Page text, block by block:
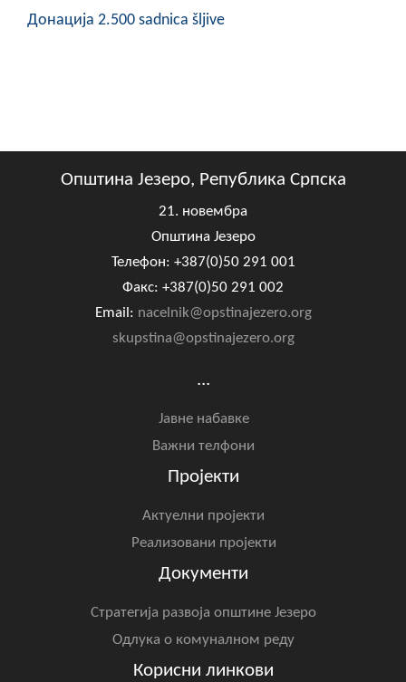
КОНТАКТ
Донација 2.500 sadnica šljive
Општина Језеро, Република Српска
21. новембра
Општина Језеро
Телефон: +387(0)50 291 001
Факс: +387(0)50 291 002
Email: nacelnik@opstinajezero.org
skupstina@opstinajezero.org
...
Јавне набавке
Важни телфони
Пројекти
Актуелни пројекти
Реализовани пројекти
Документи
Стратегија развоја општине Језеро
Одлука о комуналном реду
Корисни линкови